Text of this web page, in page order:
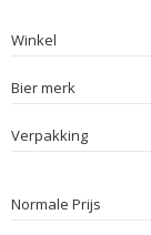
Winkel
Bier merk
Verpakking
Normale Prijs